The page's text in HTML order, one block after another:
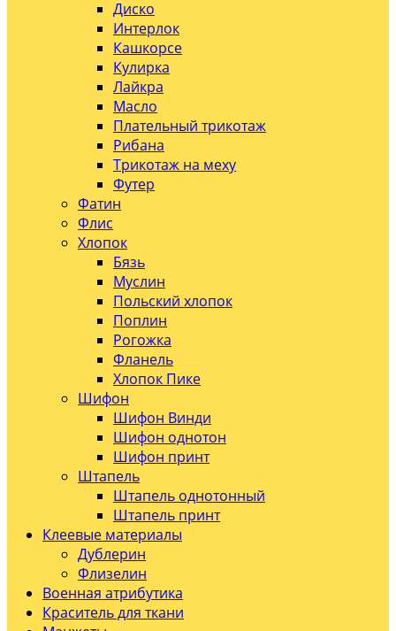
Диско
Интерлок
Кашкорсе
Кулирка
Лайкра
Масло
Плательный трикотаж
Рибана
Трикотаж на меху
Футер
Фатин
Флис
Хлопок
Бязь
Муслин
Польский хлопок
Поплин
Рогожка
Фланель
Хлопок Пике
Шифон
Шифон Винди
Шифон однотон
Шифон принт
Штапель
Штапель однотонный
Штапель принт
Клеевые материалы
Дублерин
Флизелин
Военная атрибутика
Краситель для ткани